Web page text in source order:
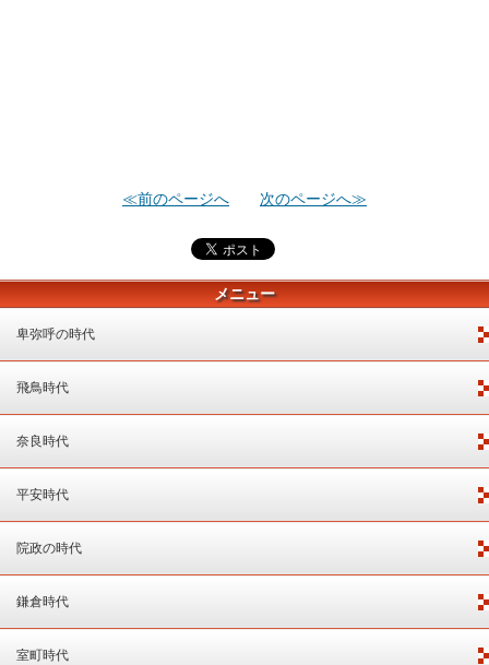
≪前のページへ 次のページへ≫
メニュー
卑弥呼の時代
飛鳥時代
奈良時代
平安時代
院政の時代
鎌倉時代
室町時代